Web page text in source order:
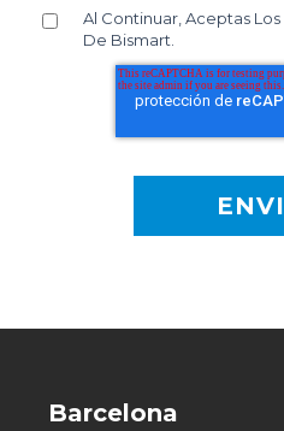
Al Continuar, Aceptas Los
De Bismart.
Barcelona